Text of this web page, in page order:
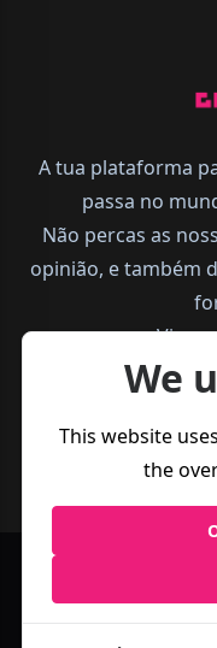
A tua plataforma
passa no
Não percas as
opinião, e também
Vive
Business
We
This website
the